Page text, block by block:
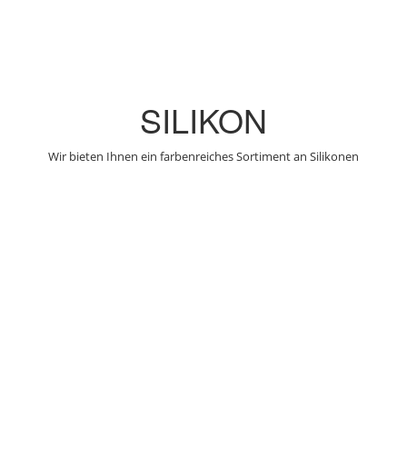
SILIKON
Wir bieten Ihnen ein farbenreiches Sortiment an Silikonen